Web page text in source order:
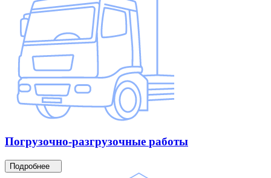
Погрузочно-разгрузочные работы
Подробнее